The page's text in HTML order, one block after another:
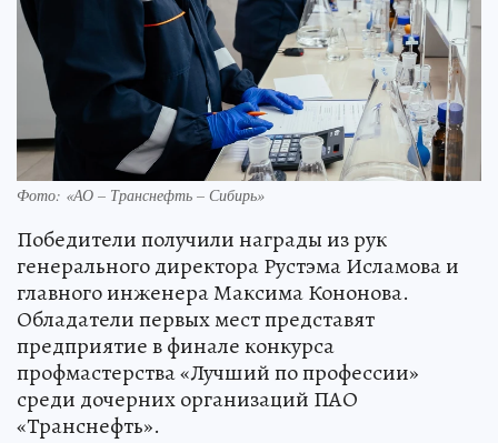
Фото: «АО – Транснефть – Сибирь»
Победители получили награды из рук
генерального директора Рустэма Исламова и
главного инженера Максима Кононова.
Обладатели первых мест представят
предприятие в финале конкурса
профмастерства «Лучший по профессии»
среди дочерних организаций ПАО
«Транснефть».